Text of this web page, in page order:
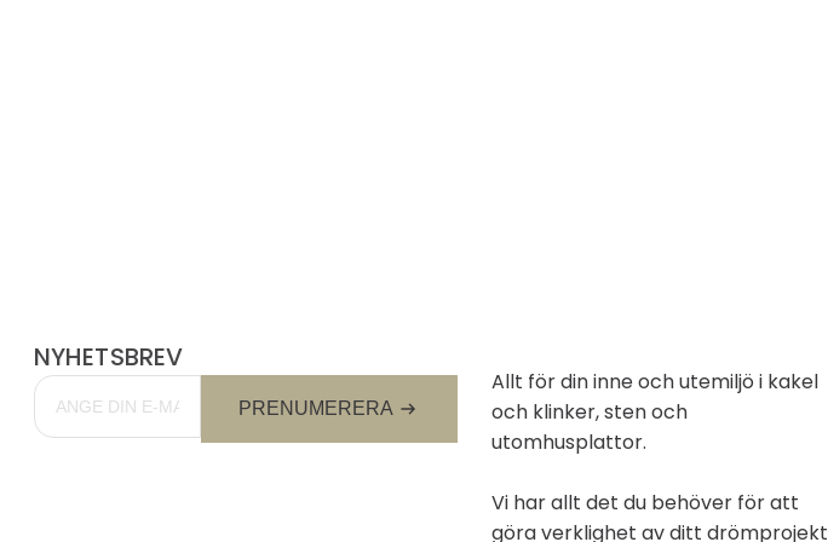
NYHETSBREV
Email
PRENUMERERA
Allt för din inne och utemiljö i kakel
och klinker, sten och
utomhusplattor.
Vi har allt det du behöver för att
göra verklighet av ditt drömprojekt